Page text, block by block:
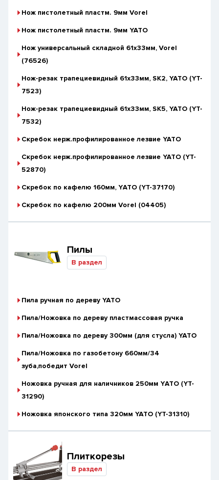
Нож пистолетный пластм. 9мм Vorel
Нож пистолетный пластм. 9мм YATO
Нож универсальный складной 61х33мм, Vorel
(76526)
Нож-резак трапециевидный 61х33мм, SK2, YATO (YT-
7523)
Нож-резак трапециевидный 61х33мм, SK5, YATO (YT-
7532)
Скребок нерж.профилированное лезвие YATO
Скребок нерж.профилированное лезвие YATO (YT-
52870)
Скребок по кафелю 160мм, YАТО (YT-37170)
Скребок по кафелю 200мм Vorel (04405)
Пилы
В раздел
Пила ручная по дереву YATO
Пила/Ножовка по дереву пластмассовая ручка
Пила/Ножовка по дереву 300мм (для стусла) YATO
Пила/Ножовка по газобетону 660мм/34
зуба,победит Vorel
Ножовка ручная для наличников 250мм YАТО (YT-
31290)
Ножовка японского типа 320мм YATO (YT-31310)
Плиткорезы
В раздел